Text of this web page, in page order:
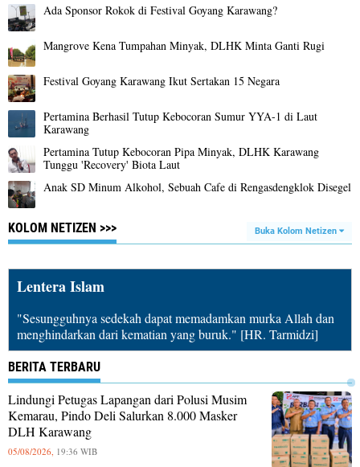
Ada Sponsor Rokok di Festival Goyang Karawang?
Mangrove Kena Tumpahan Minyak, DLHK Minta Ganti Rugi
Festival Goyang Karawang Ikut Sertakan 15 Negara
Pertamina Berhasil Tutup Kebocoran Sumur YYA-1 di Laut
Karawang
Pertamina Tutup Kebocoran Pipa Minyak, DLHK Karawang
Tunggu 'Recovery' Biota Laut
Anak SD Minum Alkohol, Sebuah Cafe di Rengasdengklok Disegel
KOLOM NETIZEN >>> Buka Kolom Netizen
Lentera Islam
"Sesungguhnya sedekah dapat memadamkan murka Allah dan
menghindarkan dari kematian yang buruk." [HR. Tarmidzi]
BERITA TERBARU
Lindungi Petugas Lapangan dari Polusi Musim
Kemarau, Pindo Deli Salurkan 8.000 Masker
DLH Karawang
05/08/2026, 19:36 WIB